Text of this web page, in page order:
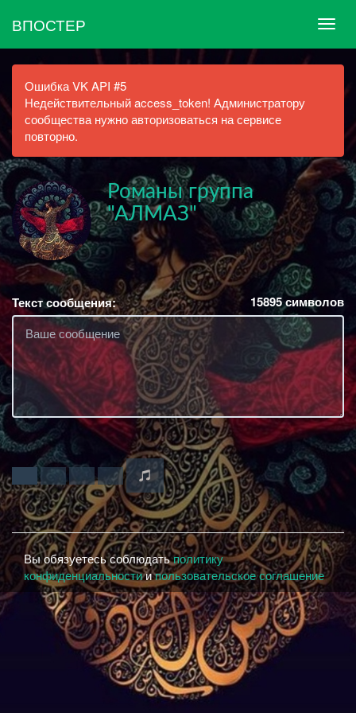
ВПОСТЕР
Ошибка VK API #5
Недействительный access_token! Администратору
сообщества нужно авторизоваться на сервисе
повторно.
Романы группа
"АЛМАЗ"
Текст сообщения: 15895символов
Вы обязуетесь соблюдатьполитику
конфиденциальностиипользовательское соглашение